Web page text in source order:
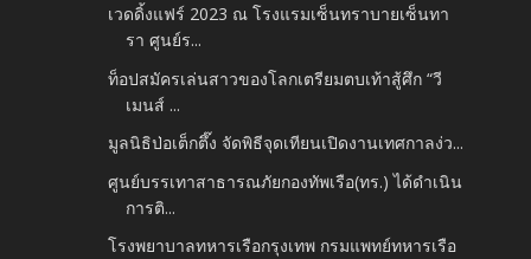
เวดดิ้งแฟร์ 2023 ณ โรงแรมเซ็นทราบายเซ็นทา
รา ศูนย์ร...
ท็อปสมัครเล่นสาวของโลกเตรียมตบเท้าสู้ศึก “วี
เมนส์ ...
มูลนิธิป่อเต็กตึ๊ง จัดพิธีจุดเทียนเปิดงานเทศกาลง่ว...
ศูนย์บรรเทาสาธารณภัยกองทัพเรือ(ทร.) ได้ดำเนิน
การติ...
โรงพยาบาลทหารเรือกรุงเทพ กรมแพทย์ทหารเรือ